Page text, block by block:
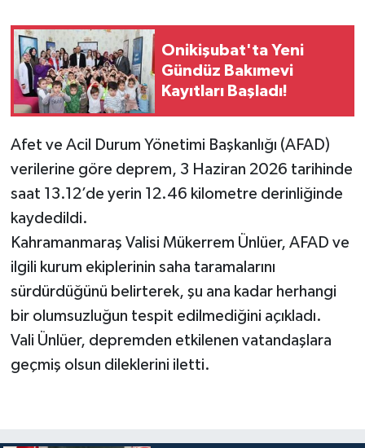
Onikişubat'ta Yeni
Gündüz Bakımevi
Kayıtları Başladı!
Afet ve Acil Durum Yönetimi Başkanlığı (AFAD)
verilerine göre deprem, 3 Haziran 2026 tarihinde
saat 13.12’de yerin 12.46 kilometre derinliğinde
kaydedildi.
Kahramanmaraş Valisi Mükerrem Ünlüer, AFAD ve
ilgili kurum ekiplerinin saha taramalarını
sürdürdüğünü belirterek, şu ana kadar herhangi
bir olumsuzluğun tespit edilmediğini açıkladı.
Vali Ünlüer, depremden etkilenen vatandaşlara
geçmiş olsun dileklerini iletti.